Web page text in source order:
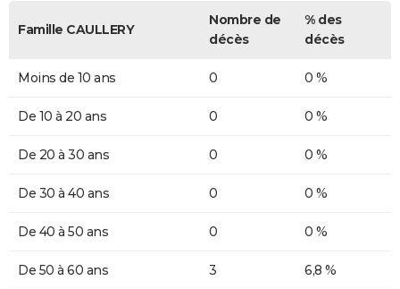
Famille CAULLERY
Nombre de
décès
% des
décès
Moins de 10 ans 0 0 %
De 10 à 20 ans 0 0 %
De 20 à 30 ans 0 0 %
De 30 à 40 ans 0 0 %
De 40 à 50 ans 0 0 %
De 50 à 60 ans 3 6,8 %